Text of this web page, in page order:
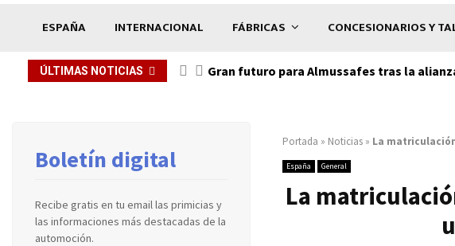
ESPAÑA INTERNACIONAL FÁBRICAS CONCESIONARIOS Y
ÚLTIMAS NOTICIAS Gran futuro para Almussafes tras la
Portada » Noticias » La
España General
La
Boletín digital
Recibe gratis en tu email las primicias y
las informaciones más destacadas de la
automoción.